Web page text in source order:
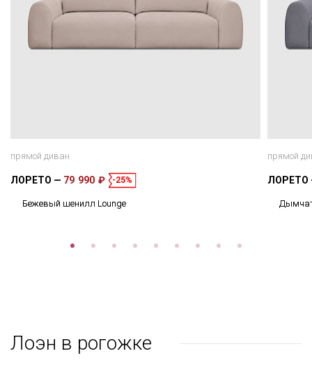
прямой диван
ЛОРЕТО 79 990 ₽ -25%
Бежевый шенилл Lounge
прямой
ЛОРЕТО
Лоэн в рогожке